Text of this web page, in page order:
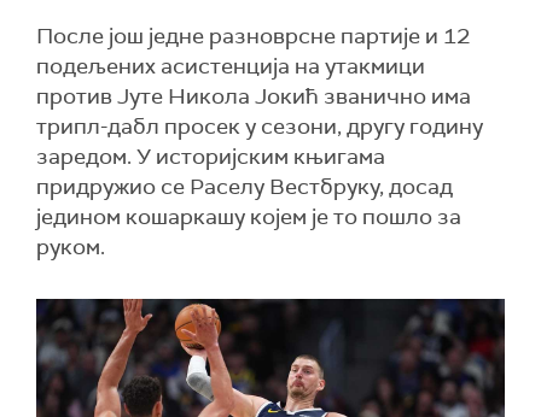
После још једне разноврсне партије и 12
подељених асистенција на утакмици
против Јуте Никола Јокић званично има
трипл-дабл просек у сезони, другу годину
заредом. У историјским књигама
придружио се Раселу Вестбруку, досад
једином кошаркашу којем је то пошло за
руком.